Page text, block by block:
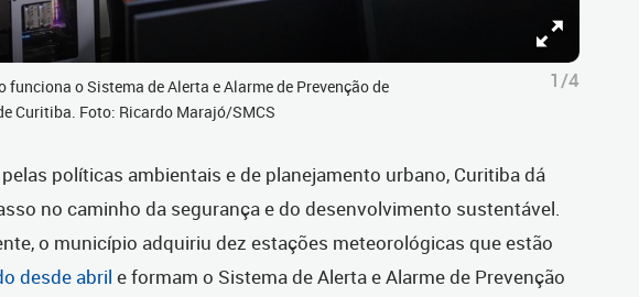
funciona o Sistema de Alerta e Alarme de Prevenção de
Curitiba. Foto: Ricardo Marajó/SMCS
1/4
políticas ambientais e de planejamento urbano, Curitiba dá
no caminho da segurança e do desenvolvimento sustentável.
o município adquiriu dez estações meteorológicas que estão
desde abril e formam o Sistema de Alerta e Alarme de Prevenção